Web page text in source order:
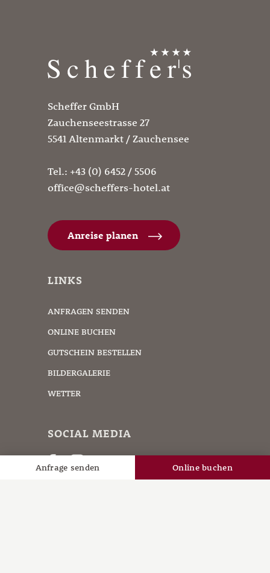
Anfrage senden Online buchen
Scheffer GmbH
Zauchenseestrasse 27
5541 Altenmarkt / Zauchensee
Tel.: +43 (0) 6452 / 5506
office@scheffers-hotel.at
LINKS
ANFRAGEN SENDEN
ONLINE BUCHEN
GUTSCHEIN BESTELLEN
BILDERGALERIE
WETTER
SOCIAL MEDIA
Anreise planen